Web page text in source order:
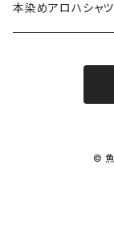
本染めアロハシャツ
© 魚